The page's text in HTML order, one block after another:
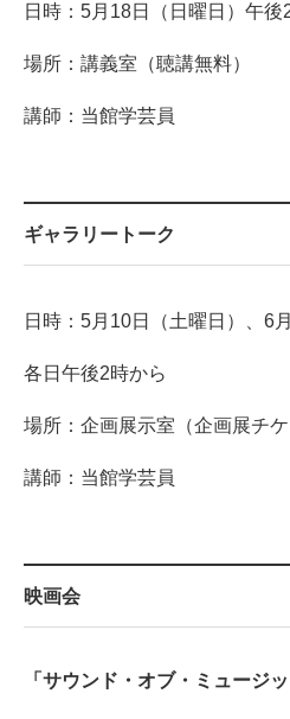
日時：5月18日（日曜日）午後
場所：講義室（聴講無料）
講師：当館学芸員
ギャラリートーク
日時：5月10日（土曜日）、6
各日午後2時から
場所：企画展示室（企画展チケ
講師：当館学芸員
映画会
「サウンド・オブ・ミュージッ